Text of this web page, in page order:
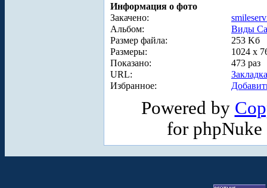
Информация о фото
Закачено:
Альбом:
Виды
Размер файла:
253 Kб
Размеры:
1024 x
Показано:
473 раз
URL:
Избранное:
Powered by
for